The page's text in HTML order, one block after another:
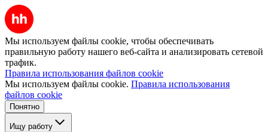
Мы используем файлы cookie, чтобы обеспечивать
правильную работу нашего веб-сайта и анализировать сетевой
трафик.
Правила использования файлов cookie
Мы используем файлы cookie. Правила использования
файлов cookie
Понятно
Ищу работу